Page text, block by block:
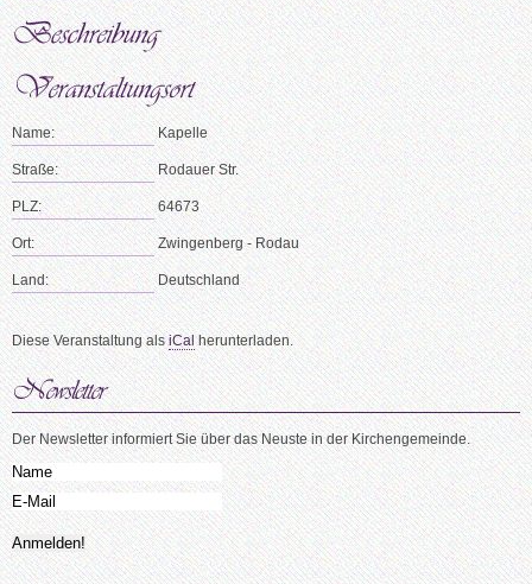
Name: Kapelle
Straße: Rodauer Str.
PLZ: 64673
Ort: Zwingenberg - Rodau
Land: Deutschland
Diese Veranstaltung alsiCalherunterladen.
Der Newsletter informiert Sie über das Neuste in der Kirchengemeinde.